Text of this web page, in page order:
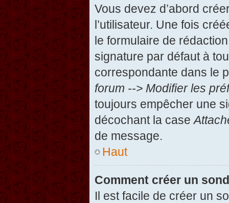
Vous devez d’abord
l’utilisateur. Une fois
le formulaire de
signature par défaut à
correspondante dans le
forum --> Modifier les
toujours empêcher une
décochant la case
de message.
Haut
Comment créer un
Il est facile de créer un